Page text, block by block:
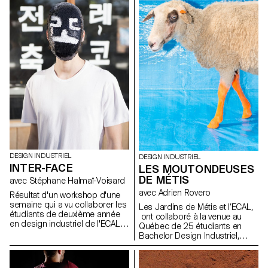
photo-réaliste. Chaque nature
morte comporte au moins une
fleur et un vase. Les étudiants
ont réinterprétés cette
contrainte, tout en étant libre
d’explorer les possibilités de
formes, de matières, de
compositions et de lumière.
DESIGN INDUSTRIEL
INTER-FACE
avec Stéphane Halmaï-Voisard
Résultat d'un workshop d'une
semaine qui a vu collaborer les
étudiants de deuxième année
en design industriel de l'ECAL et
Hongik University qui, en
équipes mixtes, ont travaillé sur
DESIGN INDUSTRIEL
LES MOUTONDEUSES
DE MÉTIS
avec Adrien Rovero
Les Jardins de Métis et l’ECAL,
ont collaboré à la venue au
Québec de 25 étudiants en
Bachelor Design Industriel,
soutenu par le programme de
Summer University du Canton
de Vaud. Une série